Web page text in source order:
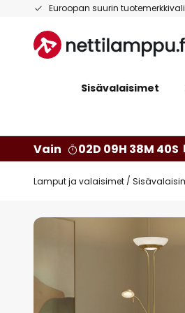
Euroopan suurin
Skip
Content
Sisävalaisimet
Vain 02D 09H 38M 39S
Lamput ja valaisimet
Skip
end